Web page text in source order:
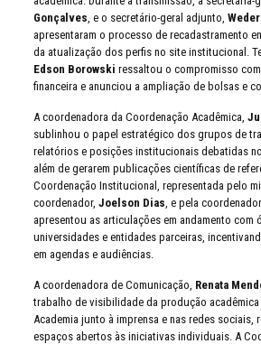
Gonçalves , e o secretário-geral adjunto,
apresentaram o processo de recadastramento
da atualização dos perfis no site institucional.
Edson Borowski ressaltou o compromisso
financeira e anunciou a ampliação de bolsas e
A coordenadora da Coordenação Acadêmica,
sublinhou o papel estratégico dos grupos de
relatórios e posições institucionais debatidas
além de gerarem publicações científicas de
Coordenação Institucional, representada pelo
coordenador, Joelson Dias , e pela
apresentou as articulações em andamento com
universidades e entidades parceiras,
em agendas e audiências.
A coordenadora de Comunicação, Renata
trabalho de visibilidade da produção
Academia junto à imprensa e nas redes sociais,
espaços abertos às iniciativas individuais. A